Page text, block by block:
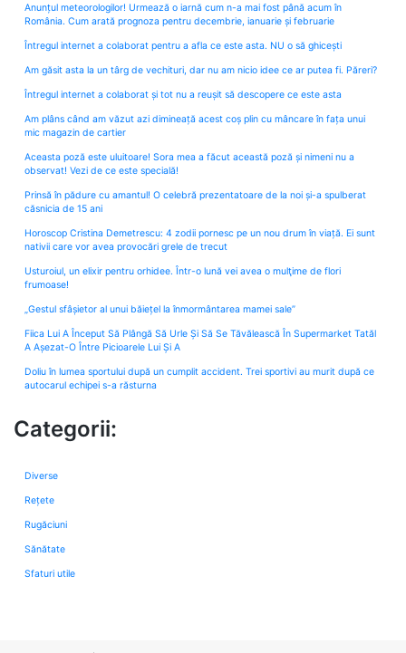
Anunțul meteorologilor! Urmează o iarnă cum n-a mai fost până acum în
România. Cum arată prognoza pentru decembrie, ianuarie și februarie
Întregul internet a colaborat pentru a afla ce este asta. NU o să ghicești
Am găsit asta la un târg de vechituri, dar nu am nicio idee ce ar putea fi. Păreri?
Întregul internet a colaborat și tot nu a reușit să descopere ce este asta
Am plâns când am văzut azi dimineață acest coș plin cu mâncare în fața unui
mic magazin de cartier
Aceasta poză este uluitoare! Sora mea a făcut această poză și nimeni nu a
observat! Vezi de ce este specială!
Prinsă în pădure cu amantul! O celebră prezentatoare de la noi și-a spulberat
căsnicia de 15 ani
Horoscop Cristina Demetrescu: 4 zodii pornesc pe un nou drum în viață. Ei sunt
nativii care vor avea provocări grele de trecut
Usturoiul, un elixir pentru orhidee. Într-o lună vei avea o mulţime de flori
frumoase!
„Gestul sfâșietor al unui băiețel la înmormântarea mamei sale”
Fiica Lui A Început Să Plângă Să Urle Și Să Se Tăvălească În Supermarket Tatăl
A Așezat-O Între Picioarele Lui Și A
Doliu în lumea sportului după un cumplit accident. Trei sportivi au murit după ce
autocarul echipei s-a răsturna
Categorii:
Diverse
Rețete
Rugăciuni
Sănătate
Sfaturi utile